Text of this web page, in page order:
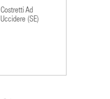
Costretti Ad
Uccidere (SE)